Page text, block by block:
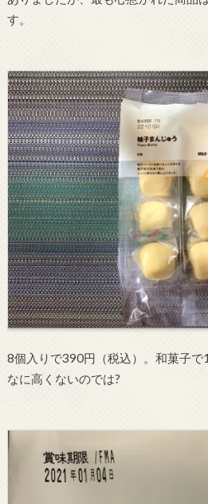
す。
8個入りで390円（税込）。和菓子
なに高くないのでは?